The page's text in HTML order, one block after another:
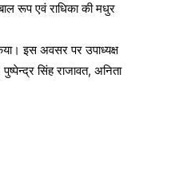
रूप एवं राधिका की मधुर
इस अवसर पर उपाध्यक्ष
पुष्पेन्द्र सिंह राजावत, अनिता